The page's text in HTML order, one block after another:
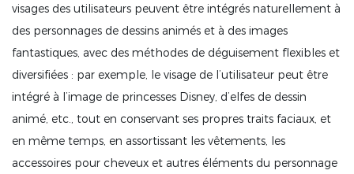
visages des utilisateurs peuvent être intégrés naturellement à
des personnages de dessins animés et à des images
fantastiques, avec des méthodes de déguisement flexibles et
diversifiées : par exemple, le visage de l’utilisateur peut être
intégré à l’image de princesses Disney, d’elfes de dessin
animé, etc., tout en conservant ses propres traits faciaux, et
en même temps, en assortissant les vêtements, les
accessoires pour cheveux et autres éléments du personnage